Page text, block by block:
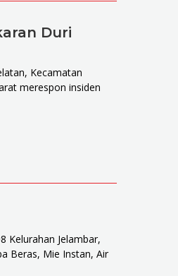
Duri
Kecamatan
merespon insiden
Kelurahan Jelambar,
Beras, Mie Instan, Air